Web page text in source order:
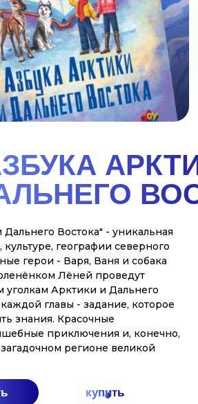
купить
не только говорить,
и сказочным
ледоколе. Эта поездка
брату и сестре, не
но и новые
и героической
его невероятной
жителях и об
ледоколах,
в мире. Вернувшись
поделиться тем, что